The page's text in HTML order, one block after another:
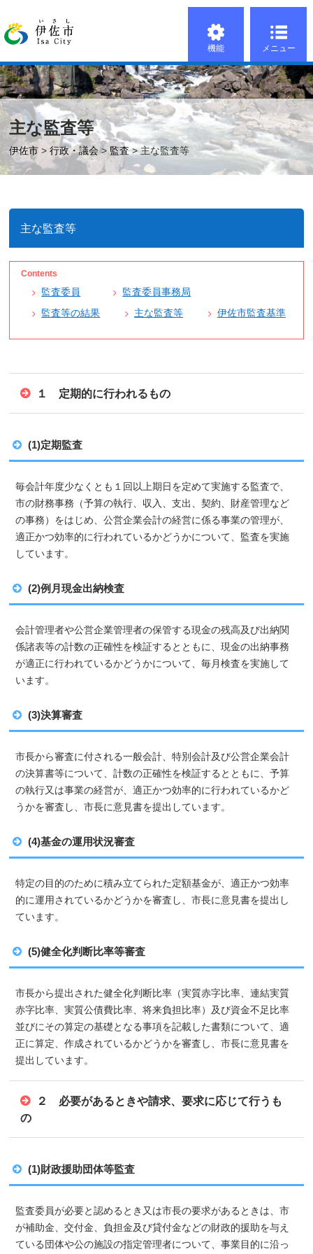
機能 メニュー
主な監査等
伊佐市 >行政・議会>監査> 主な監査等
主な監査等
監査委員
監査委員事務局
監査等の結果
主な監査等 伊佐市監査基準
１ 定期的に行われるもの
(1)定期監査
毎会計年度少なくとも１回以上期日を定めて実施する監査で、
市の財務事務（予算の執行、収入、支出、契約、財産管理など
の事務）をはじめ、公営企業会計の経営に係る事業の管理が、
適正かつ効率的に行われているかどうかについて、監査を実施
しています。
(2)例月現金出納検査
会計管理者や公営企業管理者の保管する現金の残高及び出納関
係諸表等の計数の正確性を検証するとともに、現金の出納事務
が適正に行われているかどうかについて、毎月検査を実施して
います。
(3)決算審査
市長から審査に付される一般会計、特別会計及び公営企業会計
の決算書等について、計数の正確性を検証するとともに、予算
の執行又は事業の経営が、適正かつ効率的に行われているかど
うかを審査し、市長に意見書を提出しています。
(4)基金の運用状況審査
特定の目的のために積み立てられた定額基金が、適正かつ効率
的に運用されているかどうかを審査し、市長に意見書を提出し
ています。
(5)健全化判断比率等審査
市長から提出された健全化判断比率（実質赤字比率、連結実質
赤字比率、実質公債費比率、将来負担比率）及び資金不足比率
並びにその算定の基礎となる事項を記載した書類について、適
正に算定、作成されているかどうかを審査し、市長に意見書を
提出しています。
２ 必要があるときや請求、要求に応じて行うも
の
(1)財政援助団体等監査
監査委員が必要と認めるとき又は市長の要求があるときは、市
が補助金、交付金、負担金及び貸付金などの財政的援助を与え
ている団体や公の施設の指定管理者について、事業目的に沿っ